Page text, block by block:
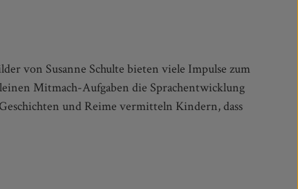
von Susanne Schulte bieten viele Impulse zum
Mitmach-Aufgaben die Sprachentwicklung
und Reime vermitteln Kindern, dass